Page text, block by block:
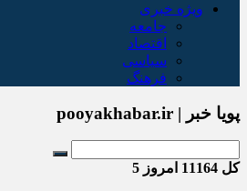
ویژه خبری
جامعه
اقتصاد
سیاسی
فرهنگ
پویا خبر | pooyakhabar.ir
کل امروز 5